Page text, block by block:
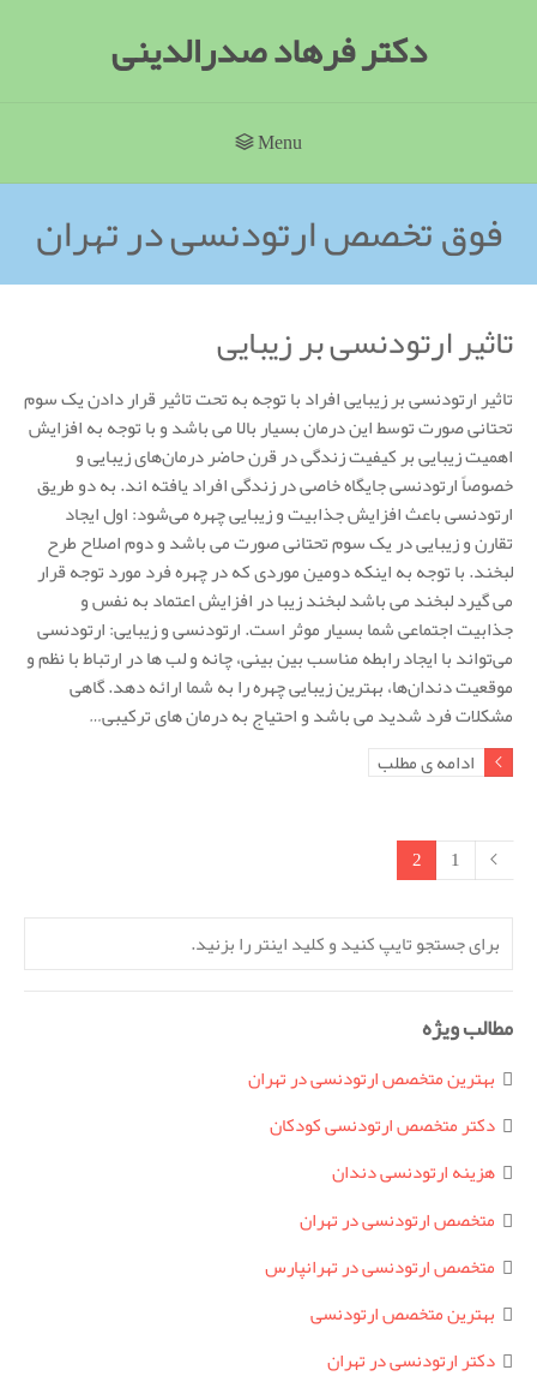
دکتر فرهاد صدرالدینی
Menu
فوق تخصص ارتودنسی در تهران
تاثیر ارتودنسی بر زیبایی
تاثیر ارتودنسی بر زیبایی افراد با توجه به تحت تاثیر قرار دادن یک سوم
تحتانی صورت توسط این درمان بسیار بالا می باشد و با توجه به افزایش
اهمیت زیبایی بر کیفیت زندگی در قرن حاضر درمان‌های زیبایی و
خصوصاً ارتودنسی جایگاه خاصی در زندگی افراد یافته اند. به دو طریق
ارتودنسی باعث افزایش جذابیت و زیبایی چهره می‌شود: اول ایجاد
تقارن و زیبایی در یک سوم تحتانی صورت می باشد و دوم اصلاح طرح
لبخند. با توجه به اینکه دومین موردی که در چهره فرد مورد توجه قرار
می گیرد لبخند می باشد لبخند زیبا در افزایش اعتماد به نفس و
جذابیت اجتماعی شما بسیار موثر است. ارتودنسی و زیبایی: ارتودنسی
می‌تواند با ایجاد رابطه مناسب بین بینی، چانه و لب ها در ارتباط با نظم و
موقعیت دندان‌ها، بهترین زیبایی چهره را به شما ارائه دهد. گاهی
مشکلات فرد شدید می باشد و احتیاج به درمان های ترکیبی…
ادامه ی مطلب
1
2
مطالب ویژه
بهترین متخصص ارتودنسی در تهران
دکتر متخصص ارتودنسی کودکان
هزینه ارتودنسی دندان
متخصص ارتودنسی در تهران
متخصص ارتودنسی در تهرانپارس
بهترین متخصص ارتودنسی
دکتر ارتودنسی در تهران